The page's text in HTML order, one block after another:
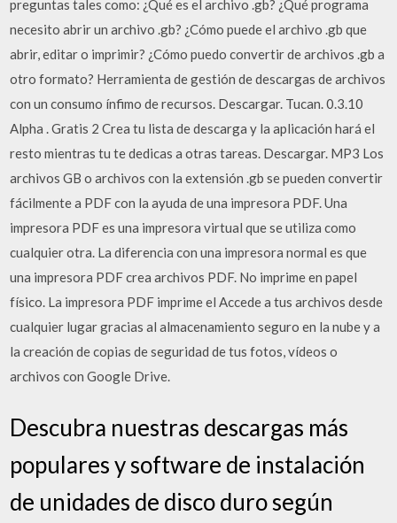
preguntas tales como: ¿Qué es el archivo .gb? ¿Qué programa
necesito abrir un archivo .gb? ¿Cómo puede el archivo .gb que
abrir, editar o imprimir? ¿Cómo puedo convertir de archivos .gb a
otro formato? Herramienta de gestión de descargas de archivos
con un consumo ínfimo de recursos. Descargar. Tucan. 0.3.10
Alpha . Gratis 2 Crea tu lista de descarga y la aplicación hará el
resto mientras tu te dedicas a otras tareas. Descargar. MP3 Los
archivos GB o archivos con la extensión .gb se pueden convertir
fácilmente a PDF con la ayuda de una impresora PDF. Una
impresora PDF es una impresora virtual que se utiliza como
cualquier otra. La diferencia con una impresora normal es que
una impresora PDF crea archivos PDF. No imprime en papel
físico. La impresora PDF imprime el Accede a tus archivos desde
cualquier lugar gracias al almacenamiento seguro en la nube y a
la creación de copias de seguridad de tus fotos, vídeos o
archivos con Google Drive.
Descubra nuestras descargas más
populares y software de instalación
de unidades de disco duro según